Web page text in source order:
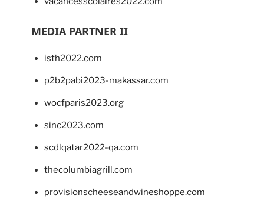
MEDIA PARTNER II
isth2022.com
p2b2pabi2023-makassar.com
wocfparis2023.org
sinc2023.com
scdlqatar2022-qa.com
thecolumbiagrill.com
provisionscheeseandwineshoppe.com